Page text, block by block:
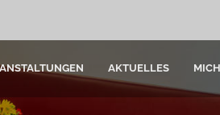
AKTUELLES